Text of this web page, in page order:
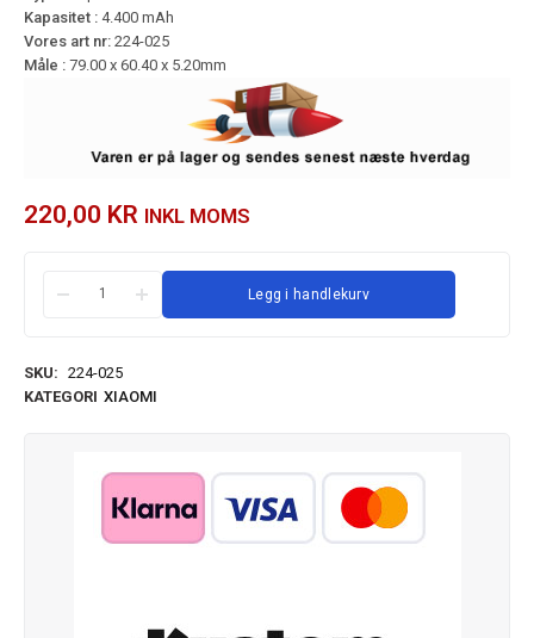
Kapasitet : 4.400 mAh
Vores art nr: 224-025
Måle : 79.00 x 60.40 x 5.20mm
220,00 KR INKL MOMS
Legg i handlekurv
SKU: 224-025
KATEGORI XIAOMI